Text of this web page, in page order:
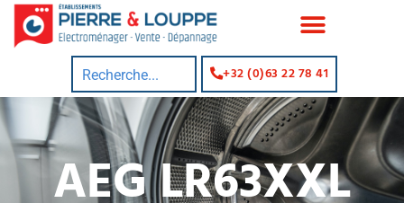
+32 (0)63 22 78 41
AEG LR63XXL